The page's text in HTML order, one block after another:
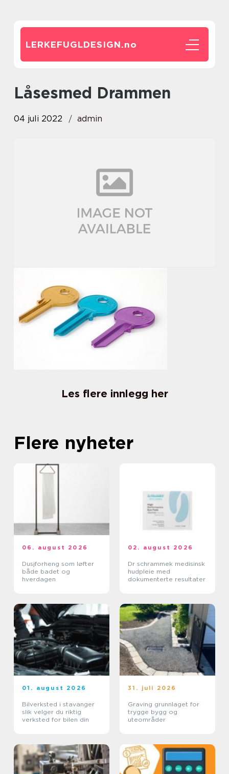
LERKEFUGLDESIGN.no
låsesmed Drammen
04 juli 2022 admin
Les flere innlegg her
Flere nyheter
06. august 2026
Dusjforheng som løfter
både badet og
hverdagen
02. august 2026
Dr schrammek medisinsk
hudpleie med
dokumenterte resultater
01. august 2026
Bilverksted i stavanger
slik velger du riktig
verksted for bilen din
31. juli 2026
Graving grunnlaget for
trygge bygg og
uteområder